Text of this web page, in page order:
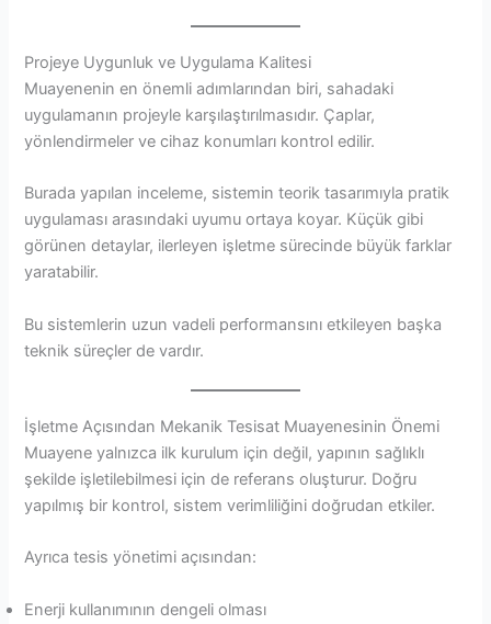
Projeye Uygunluk ve Uygulama Kalitesi
Muayenenin en önemli adımlarından biri, sahadaki
uygulamanın projeyle karşılaştırılmasıdır. Çaplar,
yönlendirmeler ve cihaz konumları kontrol edilir.
Burada yapılan inceleme, sistemin teorik tasarımıyla pratik
uygulaması arasındaki uyumu ortaya koyar. Küçük gibi
görünen detaylar, ilerleyen işletme sürecinde büyük farklar
yaratabilir.
Bu sistemlerin uzun vadeli performansını etkileyen başka
teknik süreçler de vardır.
İşletme Açısından Mekanik Tesisat Muayenesinin Önemi
Muayene yalnızca ilk kurulum için değil, yapının sağlıklı
şekilde işletilebilmesi için de referans oluşturur. Doğru
yapılmış bir kontrol, sistem verimliliğini doğrudan etkiler.
Ayrıca tesis yönetimi açısından:
Enerji kullanımının dengeli olması